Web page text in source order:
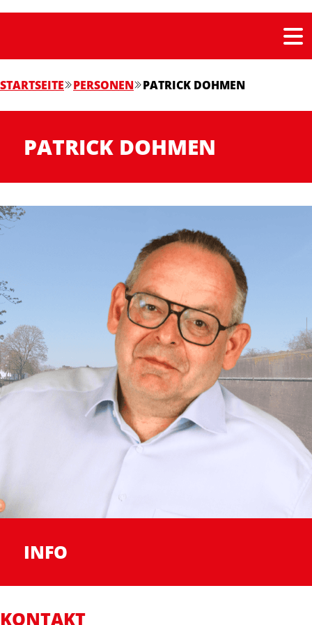
STARTSEITE PERSONEN PATRICK DOHMEN
PATRICK DOHMEN
INFO
KONTAKT